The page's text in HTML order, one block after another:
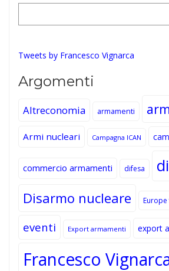
Tweets by Francesco Vignarca
Argomenti
Altreconomia armamenti
Armi nucleari Campagna ICAN
commercio armamenti difesa
Disarmo nucleare Europe
eventi Export armamenti export
Francesco